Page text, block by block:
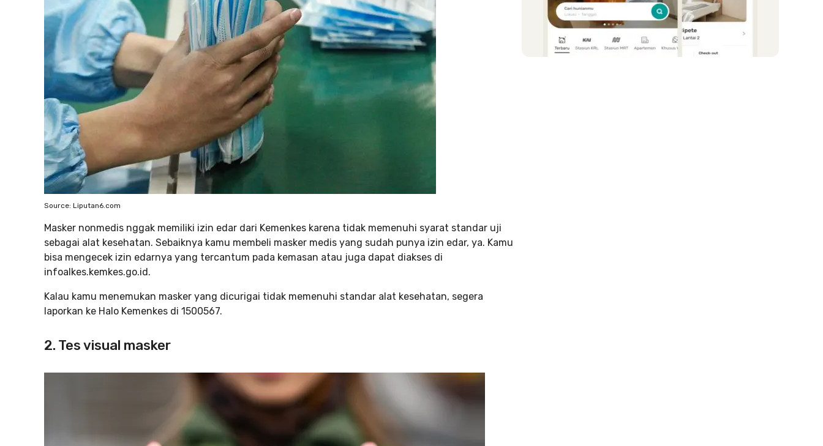
Source: Liputan6.com
Masker nonmedis nggak memiliki izin edar dari Kemenkes karena tidak memenuhi syarat standar uji
sebagai alat kesehatan. Sebaiknya kamu membeli masker medis yang sudah punya izin edar, ya. Kamu
bisa mengecek izin edarnya yang tercantum pada kemasan atau juga dapat diakses di
infoalkes.kemkes.go.id.
Kalau kamu menemukan masker yang dicurigai tidak memenuhi standar alat kesehatan, segera
laporkan ke Halo Kemenkes di 1500567.
2. Tes visual masker